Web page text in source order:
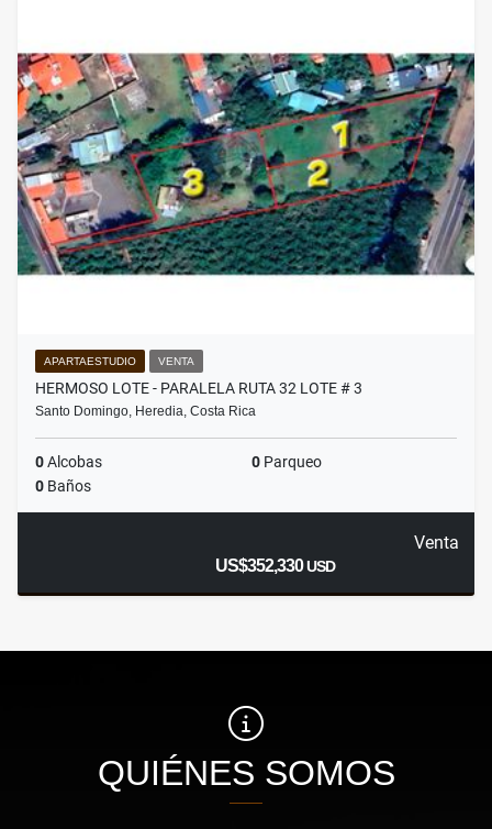
APARTAESTUDIO VENTA
HERMOSO LOTE - PARALELA RUTA 32 LOTE # 3
Santo Domingo, Heredia, Costa Rica
0Alcobas 0 Parqueo
0 Baños
Venta
US$352,330USD
QUIÉNES SOMOS